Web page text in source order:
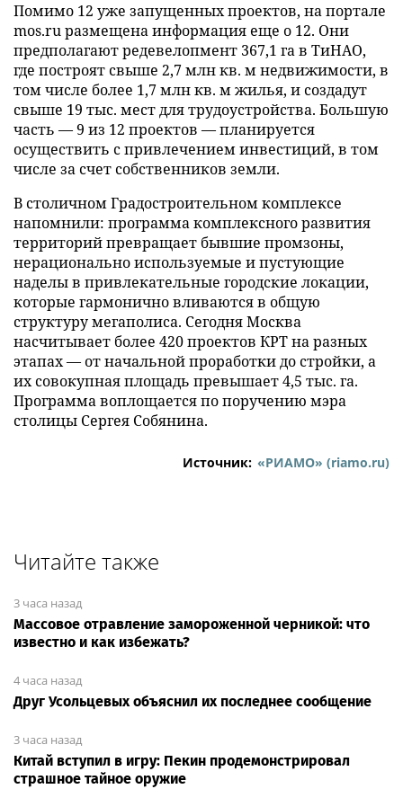
Помимо 12 уже запущенных проектов, на портале
mos.ru размещена информация еще о 12. Они
предполагают редевелопмент 367,1 га в ТиНАО,
где построят свыше 2,7 млн кв. м недвижимости, в
том числе более 1,7 млн кв. м жилья, и создадут
свыше 19 тыс. мест для трудоустройства. Большую
часть — 9 из 12 проектов — планируется
осуществить с привлечением инвестиций, в том
числе за счет собственников земли.
В столичном Градостроительном комплексе
напомнили: программа комплексного развития
территорий превращает бывшие промзоны,
нерационально используемые и пустующие
наделы в привлекательные городские локации,
которые гармонично вливаются в общую
структуру мегаполиса. Сегодня Москва
насчитывает более 420 проектов КРТ на разных
этапах — от начальной проработки до стройки, а
их совокупная площадь превышает 4,5 тыс. га.
Программа воплощается по поручению мэра
столицы Сергея Собянина.
Источник: «РИАМО» (riamo.ru)
Читайте также
3 часа назад
Массовое отравление замороженной черникой: что
известно и как избежать?
4 часа назад
Друг Усольцевых объяснил их последнее сообщение
3 часа назад
Китай вступил в игру: Пекин продемонстрировал
страшное тайное оружие